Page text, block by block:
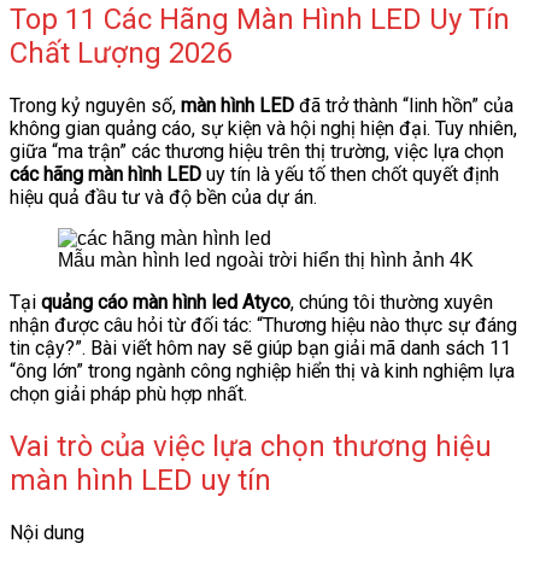
Top 11 Các Hãng Màn Hình LED Uy Tín
Chất Lượng 2026
Trong kỷ nguyên số, màn hình LED đã trở thành “linh hồn” của
không gian quảng cáo, sự kiện và hội nghị hiện đại. Tuy nhiên,
giữa “ma trận” các thương hiệu trên thị trường, việc lựa chọn
các hãng màn hình LED uy tín là yếu tố then chốt quyết định
hiệu quả đầu tư và độ bền của dự án.
Mẫu màn hình led ngoài trời hiển thị hình ảnh 4K
Tại quảng cáo màn hình led Atyco, chúng tôi thường xuyên
nhận được câu hỏi từ đối tác: “Thương hiệu nào thực sự đáng
tin cậy?”. Bài viết hôm nay sẽ giúp bạn giải mã danh sách 11
“ông lớn” trong ngành công nghiệp hiển thị và kinh nghiệm lựa
chọn giải pháp phù hợp nhất.
Vai trò của việc lựa chọn thương hiệu
màn hình LED uy tín
Nội dung